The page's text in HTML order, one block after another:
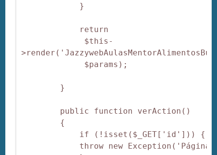
}
return
$this-
$params);
}
public function verAction()
{
if (!isset($_GET['id'])) {
throw new Exception('Página no